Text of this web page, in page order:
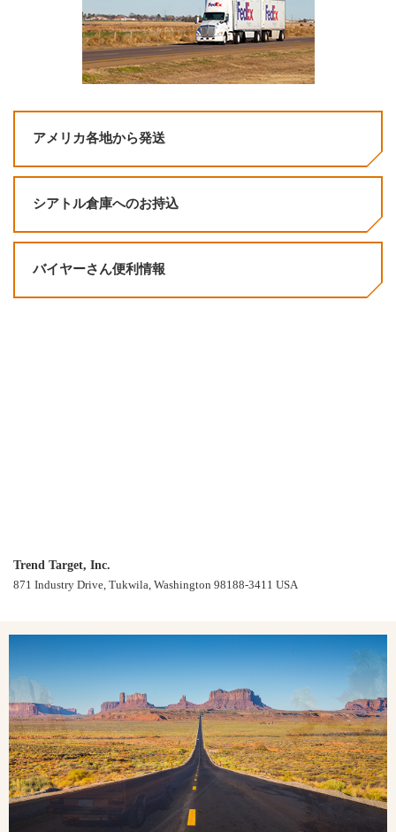
アメリカ各地から発送
シアトル倉庫へのお持込
バイヤーさん便利情報
Trend Target, Inc.
871 Industry Drive, Tukwila, Washington 98188-3411 USA